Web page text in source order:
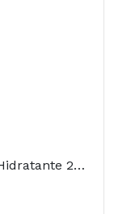
Bioderma Abcderm Leite Corporal Hidratante 200ml